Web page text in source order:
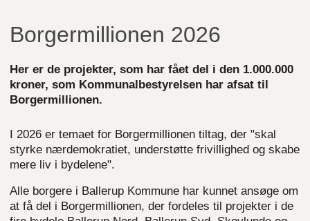
Borgermillionen 2026
Her er de projekter, som har fået del i den 1.000.000
kroner, som Kommunalbestyrelsen har afsat til
Borgermillionen.
I 2026 er temaet for Borgermillionen tiltag, der "skal
styrke nærdemokratiet, understøtte frivillighed og skabe
mere liv i bydelene".
Alle borgere i Ballerup Kommune har kunnet ansøge om
at få del i Borgermillionen, der fordeles til projekter i de